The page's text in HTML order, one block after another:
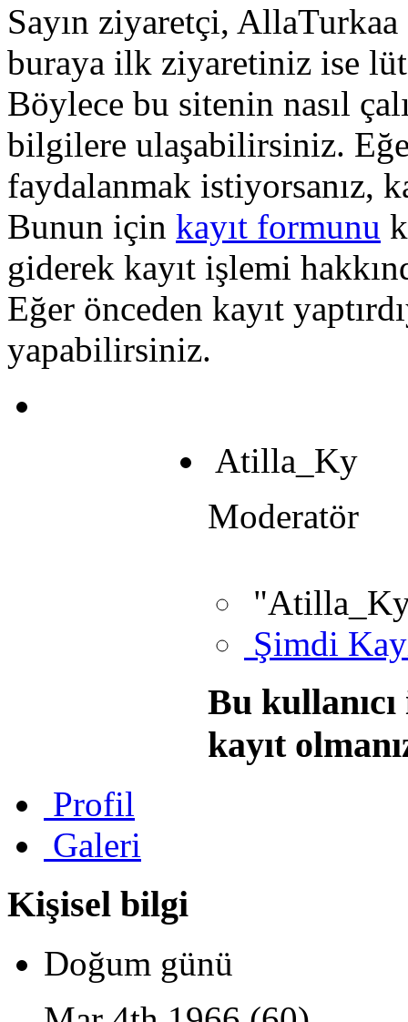
Sayın ziyaretçi,
buraya ilk ziyaretiniz ise
Böylece bu sitenin nasıl
bilgilere ulaşabilirsiniz.
faydalanmak istiyorsanız,
Bunun için kayıt formunu
giderek kayıt işlemi
Eğer önceden kayıt
yapabilirsiniz.
Atilla_Ky
Moderatör
Şimdi
Bu
kayıt
Profil
Galeri
Kişisel bilgi
Doğum günü